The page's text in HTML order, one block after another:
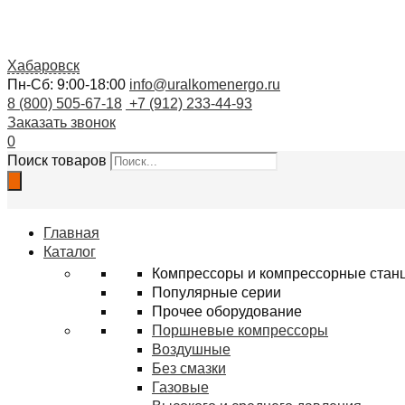
Хабаровск
Пн-Сб: 9:00-18:00 info@uralkomenergo.ru
8 (800) 505-67-18 +7 (912) 233-44-93
Заказать звонок
0
Поиск товаров
Главная
Каталог
Компрессоры и компрессорные
Популярные серии
Прочее оборудование
Поршневые компрессоры
Воздушные
Без смазки
Газовые